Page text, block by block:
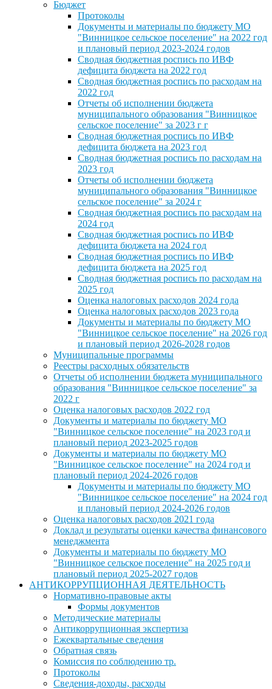
Бюджет
Протоколы
Документы и материалы по бюджету МО
"Винницкое сельское поселение" на 2022 год
и плановый период 2023-2024 годов
Сводная бюджетная роспись по ИВФ
дефицита бюджета на 2022 год
Сводная бюджетная роспись по расходам на
2022 год
Отчеты об исполнении бюджета
муниципального образования "Винницкое
сельское поселение" за 2023 г г
Сводная бюджетная роспись по ИВФ
дефицита бюджета на 2023 год
Сводная бюджетная роспись по расходам на
2023 год
Отчеты об исполнении бюджета
муниципального образования "Винницкое
сельское поселение" за 2024 г
Сводная бюджетная роспись по расходам на
2024 год
Сводная бюджетная роспись по ИВФ
дефицита бюджета на 2024 год
Сводная бюджетная роспись по ИВФ
дефицита бюджета на 2025 год
Сводная бюджетная роспись по расходам на
2025 год
Оценка налоговых расходов 2024 года
Оценка налоговых расходов 2023 года
Документы и материалы по бюджету МО
"Винницкое сельское поселение" на 2026 год
и плановый период 2026-2028 годов
Муниципальные программы
Реестры расходных обязательств
Отчеты об исполнении бюджета муниципального
образования "Винницкое сельское поселение" за
2022 г
Оценка налоговых расходов 2022 год
Документы и материалы по бюджету МО
"Винницкое сельское поселение" на 2023 год и
плановый период 2023-2025 годов
Документы и материалы по бюджету МО
"Винницкое сельское поселение" на 2024 год и
плановый период 2024-2026 годов
Документы и материалы по бюджету МО
"Винницкое сельское поселение" на 2024 год
и плановый период 2024-2026 годов
Оценка налоговых расходов 2021 года
Доклад и результаты оценки качества финансового
менеджмента
Документы и материалы по бюджету МО
"Винницкое сельское поселение" на 2025 год и
плановый период 2025-2027 годов
АНТИКОРРУПЦИОННАЯ ДЕЯТЕЛЬНОСТЬ
Нормативно-правовые акты
Формы документов
Методические материалы
Антикоррупционная экспертиза
Ежеквартальные сведения
Обратная связь
Комиссия по соблюдению тр.
Протоколы
Сведения-доходы, расходы